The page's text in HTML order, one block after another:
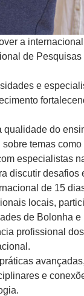
a
de
e
do
temas
especialistas
discutir desafios
de 15
locais,
de Bolonha
profissional
e